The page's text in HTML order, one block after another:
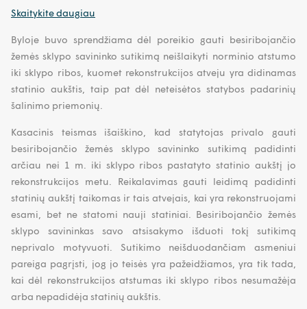
Skaitykite daugiau
Byloje buvo sprendžiama dėl poreikio gauti besiribojančio
žemės sklypo savininko sutikimą neišlaikyti norminio atstumo
iki sklypo ribos, kuomet rekonstrukcijos atveju yra didinamas
statinio aukštis, taip pat dėl neteisėtos statybos padarinių
šalinimo priemonių.
Kasacinis teismas išaiškino, kad statytojas privalo gauti
besiribojančio žemės sklypo savininko sutikimą padidinti
arčiau nei 1 m. iki sklypo ribos pastatyto statinio aukštį jo
rekonstrukcijos metu. Reikalavimas gauti leidimą padidinti
statinių aukštį taikomas ir tais atvejais, kai yra rekonstruojami
esami, bet ne statomi nauji statiniai. Besiribojančio žemės
sklypo savininkas savo atsisakymo išduoti tokį sutikimą
neprivalo motyvuoti. Sutikimo neišduodančiam asmeniui
pareiga pagrįsti, jog jo teisės yra pažeidžiamos, yra tik tada,
kai dėl rekonstrukcijos atstumas iki sklypo ribos nesumažėja
arba nepadidėja statinių aukštis.